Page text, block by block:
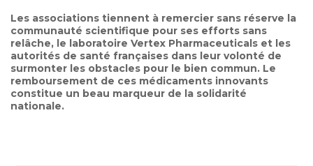
Les associations tiennent à remercier sans réserve la
communauté scientifique pour ses efforts sans
relâche, le laboratoire Vertex Pharmaceuticals et les
autorités de santé françaises dans leur volonté de
surmonter les obstacles pour le bien commun. Le
remboursement de ces médicaments innovants
constitue un beau marqueur de la solidarité
nationale.